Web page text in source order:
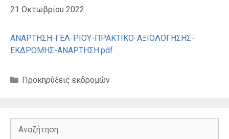
21 Οκτωβρίου 2022
ΑΝΑΡΤΗΣΗ-ΓΕΛ-ΡΙΟΥ-ΠΡΑΚΤΙΚΟ-ΑΞΙΟΛΟΓΗΣΗΣ-
ΕΚΔΡΟΜΗΣ-ΑΝΑΡΤΗΣΗ.pdf
Κατηγορίες
Προκηρύξεις εκδρομών
Αναζήτηση